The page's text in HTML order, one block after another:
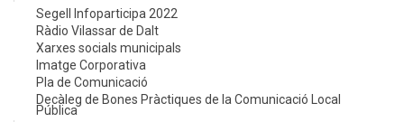
Segell Infoparticipa 2022
Ràdio Vilassar de Dalt
Xarxes socials municipals
Imatge Corporativa
Pla de Comunicació
Decàleg de Bones Pràctiques de la Comunicació Local
Pública